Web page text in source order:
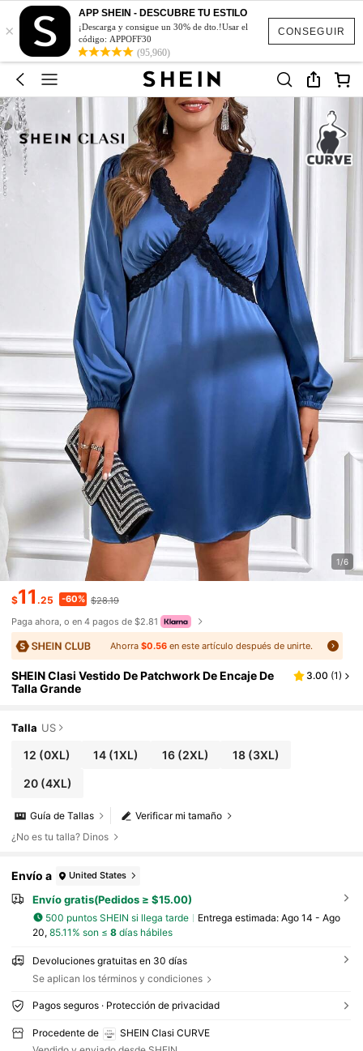
CONSEGUIR
×
APP SHEIN - DESCUBRE TU ESTILO
¡Descarga y consigue un 30% de dto.!Usar el
código: APPOFF30
(95,960)
1/6
$11.25 -60% $28.19
Paga ahora, o en 4 pagos de $2.81
Ahorra $0.56en este artículo después de unirte.
SHEIN Clasi Vestido De Patchwork De Encaje De
Talla Grande
3.00 (1)
Talla US
12 (0XL) 14 (1XL) 16(2XL) 18(3XL)
20(4XL)
Verificar mi tamaño
Guía de Tallas
¿No es tu talla? Dinos
Envío a United States
Envío gratis(Pedidos ≥ $15.00)
500 puntos SHEIN si llega tarde Entrega estimada: Ago 14 - Ago
20, 85.11% son ≤ 8días hábiles
Devoluciones gratuitas en 30 días
Se aplican los términos y condiciones
Pagos seguros · Protección de privacidad
Procedente de
SHEIN Clasi CURVE